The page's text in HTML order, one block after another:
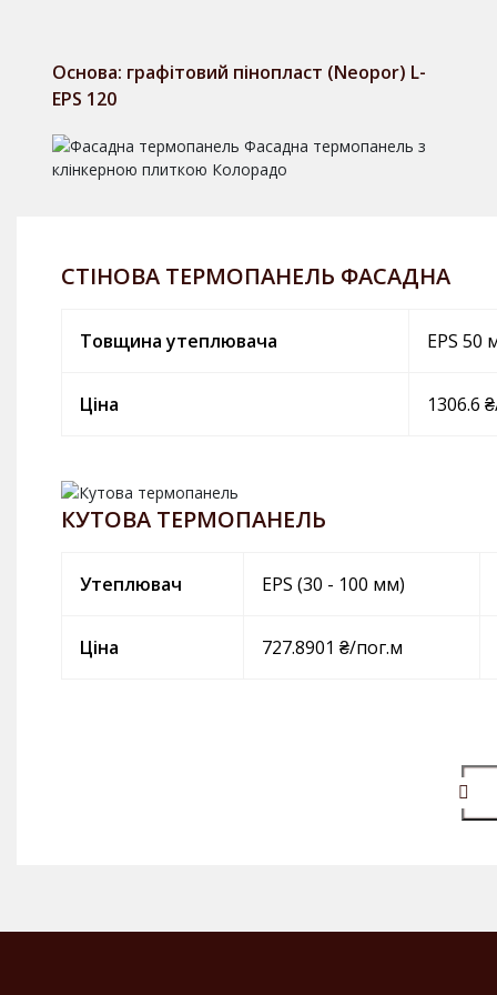
Основа: графітовий пінопласт (Neopor) L-
EPS 120
СТІНОВА ТЕРМОПАНЕЛЬ ФАСАДНА
Товщина утеплювача EPS 50
Ціна 1306.6
КУТОВА ТЕРМОПАНЕЛЬ
Утеплювач EPS (30 - 100 мм)
Ціна 727.8901 ₴/пог.м